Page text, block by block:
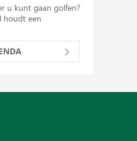
u kunt gaan golfen?
houdt een